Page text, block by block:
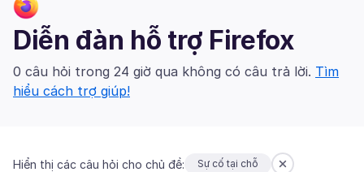
Diễn đàn hỗ trợ Firefox
0 câu hỏi trong 24 giờ qua không có câu trả lời. Tìm
hiểu cách trợ giúp!
Hiển thị các câu hỏi cho chủ đề: Sự cố tại chỗ